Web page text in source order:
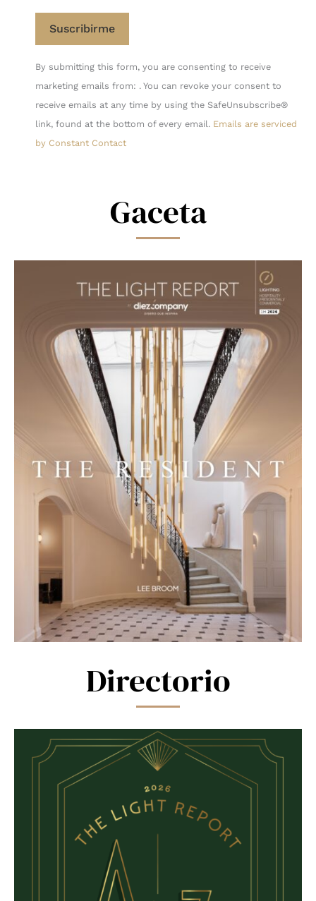
Constant
Contact
Use.
Please
leave
By submitting this form, you are consenting to receive
marketing emails from: . You can revoke your consent to
receive emails at any time by using the SafeUnsubscribe®
link, found at the bottom of every email. Emails are serviced
by Constant Contact
Gaceta
Directorio